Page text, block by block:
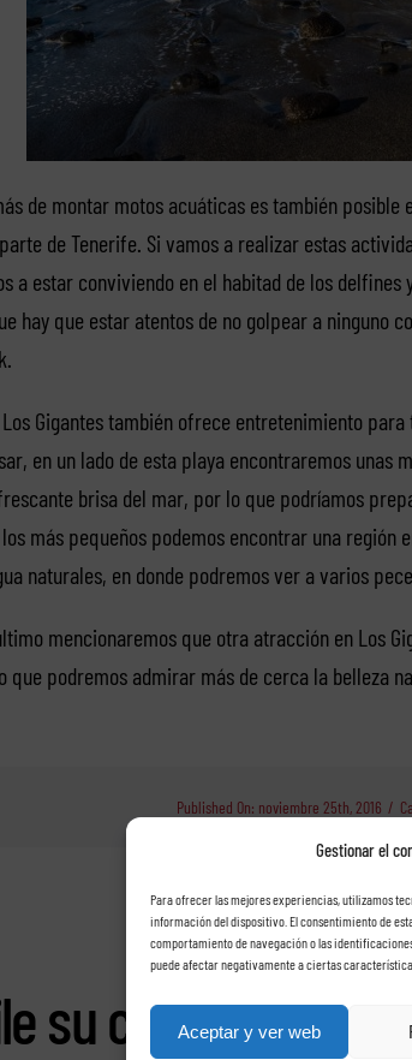
Gestionar el
Para ofrecer las mejores experiencias, utilizamos
información del dispositivo. El consentimiento de
comportamiento de navegación o las
puede afectar negativamente a ciertas
Aceptar y ver web
de montar motos acuáticas es también
de Tenerife. Si vamos a realizar estas
a estar conviviendo en el habitad de los
hay que estar atentos de no golpear a ninguno
Gigantes también ofrece entretenimiento
en un lado de esta playa encontraremos unas
brisa del mar, por lo que podríamos
más pequeños podemos encontrar una
naturales, en donde podremos ver a varios
mencionaremos que otra atracción en Los
que podremos admirar más de cerca la belleza
Published On: noviembre 25th, 2016 /
su coche con